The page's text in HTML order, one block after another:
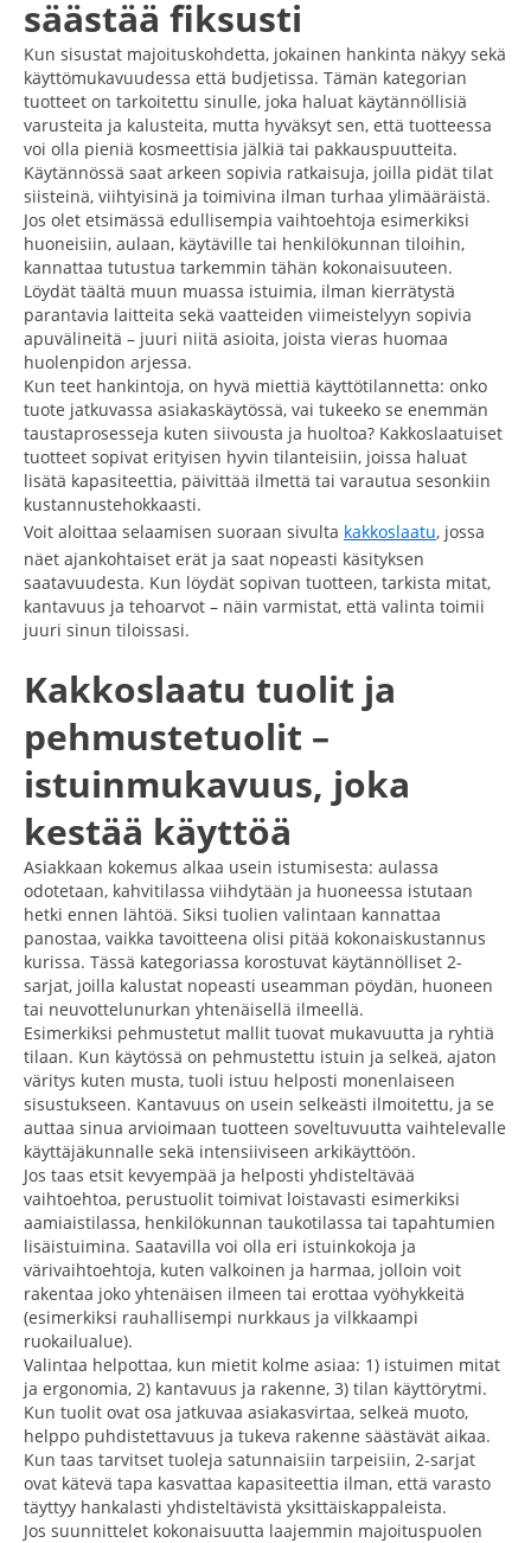
säästää fiksusti
Kun sisustat majoituskohdetta, jokainen hankinta näkyy sekä
käyttömukavuudessa että budjetissa. Tämän kategorian
tuotteet on tarkoitettu sinulle, joka haluat käytännöllisiä
varusteita ja kalusteita, mutta hyväksyt sen, että tuotteessa
voi olla pieniä kosmeettisia jälkiä tai pakkauspuutteita.
Käytännössä saat arkeen sopivia ratkaisuja, joilla pidät tilat
siisteinä, viihtyisinä ja toimivina ilman turhaa ylimääräistä.
Jos olet etsimässä edullisempia vaihtoehtoja esimerkiksi
huoneisiin, aulaan, käytäville tai henkilökunnan tiloihin,
kannattaa tutustua tarkemmin tähän kokonaisuuteen.
Löydät täältä muun muassa istuimia, ilman kierrätystä
parantavia laitteita sekä vaatteiden viimeistelyyn sopivia
apuvälineitä – juuri niitä asioita, joista vieras huomaa
huolenpidon arjessa.
Kun teet hankintoja, on hyvä miettiä käyttötilannetta: onko
tuote jatkuvassa asiakaskäytössä, vai tukeeko se enemmän
taustaprosesseja kuten siivousta ja huoltoa? Kakkoslaatuiset
tuotteet sopivat erityisen hyvin tilanteisiin, joissa haluat
lisätä kapasiteettia, päivittää ilmettä tai varautua sesonkiin
kustannustehokkaasti.
Voit aloittaa selaamisen suoraan sivulta kakkoslaatu, jossa
näet ajankohtaiset erät ja saat nopeasti käsityksen
saatavuudesta. Kun löydät sopivan tuotteen, tarkista mitat,
kantavuus ja tehoarvot – näin varmistat, että valinta toimii
juuri sinun tiloissasi.
Kakkoslaatu tuolit ja
pehmustetuolit –
istuinmukavuus, joka
kestää käyttöä
Asiakkaan kokemus alkaa usein istumisesta: aulassa
odotetaan, kahvitilassa viihdytään ja huoneessa istutaan
hetki ennen lähtöä. Siksi tuolien valintaan kannattaa
panostaa, vaikka tavoitteena olisi pitää kokonaiskustannus
kurissa. Tässä kategoriassa korostuvat käytännölliset 2-
sarjat, joilla kalustat nopeasti useamman pöydän, huoneen
tai neuvottelunurkan yhtenäisellä ilmeellä.
Esimerkiksi pehmustetut mallit tuovat mukavuutta ja ryhtiä
tilaan. Kun käytössä on pehmustettu istuin ja selkeä, ajaton
väritys kuten musta, tuoli istuu helposti monenlaiseen
sisustukseen. Kantavuus on usein selkeästi ilmoitettu, ja se
auttaa sinua arvioimaan tuotteen soveltuvuutta vaihtelevalle
käyttäjäkunnalle sekä intensiiviseen arkikäyttöön.
Jos taas etsit kevyempää ja helposti yhdisteltävää
vaihtoehtoa, perustuolit toimivat loistavasti esimerkiksi
aamiaistilassa, henkilökunnan taukotilassa tai tapahtumien
lisäistuimina. Saatavilla voi olla eri istuinkokoja ja
värivaihtoehtoja, kuten valkoinen ja harmaa, jolloin voit
rakentaa joko yhtenäisen ilmeen tai erottaa vyöhykkeitä
(esimerkiksi rauhallisempi nurkkaus ja vilkkaampi
ruokailualue).
Valintaa helpottaa, kun mietit kolme asiaa: 1) istuimen mitat
ja ergonomia, 2) kantavuus ja rakenne, 3) tilan käyttörytmi.
Kun tuolit ovat osa jatkuvaa asiakasvirtaa, selkeä muoto,
helppo puhdistettavuus ja tukeva rakenne säästävät aikaa.
Kun taas tarvitset tuoleja satunnaisiin tarpeisiin, 2-sarjat
ovat kätevä tapa kasvattaa kapasiteettia ilman, että varasto
täyttyy hankalasti yhdisteltävistä yksittäiskappaleista.
Jos suunnittelet kokonaisuutta laajemmin majoituspuolen